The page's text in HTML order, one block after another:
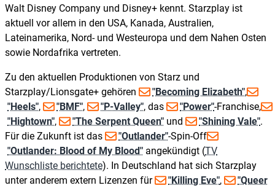
Walt Disney Company und Disney+ kennt. Starzplay ist
aktuell vor allem in den USA, Kanada, Australien,
Lateinamerika, Nord- und Westeuropa und dem Nahen Osten
sowie Nordafrika vertreten.
Zu den aktuellen Produktionen von Starz und
Starzplay/Lionsgate+ gehören
"Becoming Elizabeth",
"Heels", "BMF", "P-Valley", das "Power"-Franchise,
"Hightown", "The Serpent Queen" und "Shining Vale".
Für die Zukunft ist das
"Outlander"-Spin-Off
"Outlander: Blood of My Blood" angekündigt (TV
Wunschliste berichtete). In Deutschland hat sich Starzplay
unter anderem extern Lizenzen für
"Killing Eve",
"Queer